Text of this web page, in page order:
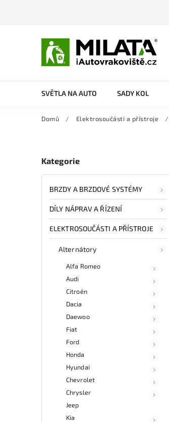
SVĚTLA NA AUTO SADY KOL
Domů / Elektrosoučásti a přístroje /
Kategorie
BRZDY A BRZDOVÉ SYSTÉMY
DÍLY NÁPRAV A ŘÍZENÍ
ELEKTROSOUČÁSTI A PŘÍSTROJE
Alternátory
Alfa Romeo
Audi
Citroën
Dacia
Daewoo
Fiat
Ford
Honda
Hyundai
Chevrolet
Chrysler
Jeep
Kia